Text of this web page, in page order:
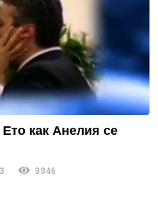
как Анелия се
3346